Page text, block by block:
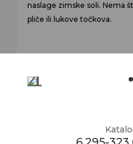
naslage zimske soli. Nema
pliče ili lukove točkova.